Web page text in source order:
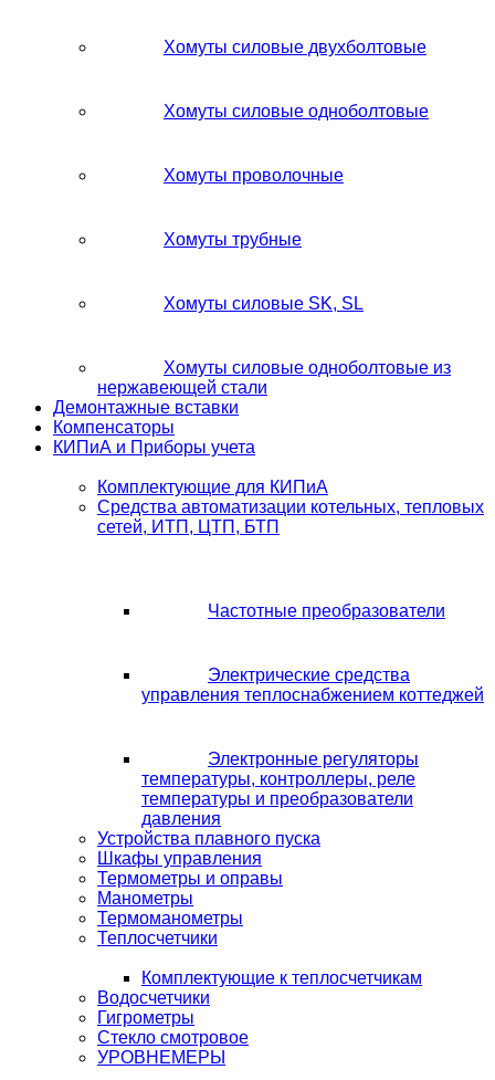
Хомуты силовые двухболтовые
Хомуты силовые одноболтовые
Хомуты проволочные
Хомуты трубные
Хомуты силовые SK, SL
Хомуты силовые одноболтовые из
нержавеющей стали
Демонтажные вставки
Компенсаторы
КИПиА и Приборы учета
Комплектующие для КИПиА
Средства автоматизации котельных, тепловых
сетей, ИТП, ЦТП, БТП
Частотные преобразователи
Электрические средства
управления теплоснабжением коттеджей
Электронные регуляторы
температуры, контроллеры, реле
температуры и преобразователи
давления
Устройства плавного пуска
Шкафы управления
Термометры и оправы
Манометры
Термоманометры
Теплосчетчики
Комплектующие к теплосчетчикам
Водосчетчики
Гигрометры
Стекло смотровое
УРОВНЕМЕРЫ